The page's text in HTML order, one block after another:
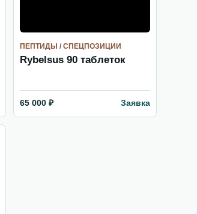
ПЕПТИДЫ / СПЕЦПОЗИЦИИ
Rybelsus 90 таблеток
65 000 ₽ Заявка